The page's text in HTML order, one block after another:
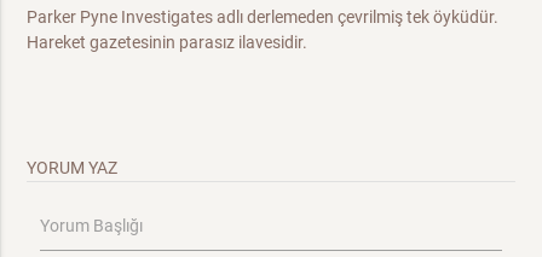
Parker Pyne Investigates adlı derlemeden çevrilmiş tek öyküdür.
Hareket gazetesinin parasız ilavesidir.
YORUM YAZ
Yorum Başlığı